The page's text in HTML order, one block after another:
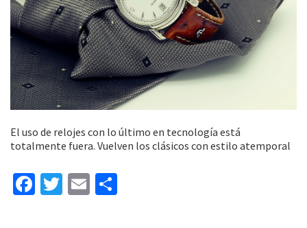
El uso de relojes con lo último en tecnología está
totalmente fuera. Vuelven los clásicos con estilo atemporal
Fa T
E